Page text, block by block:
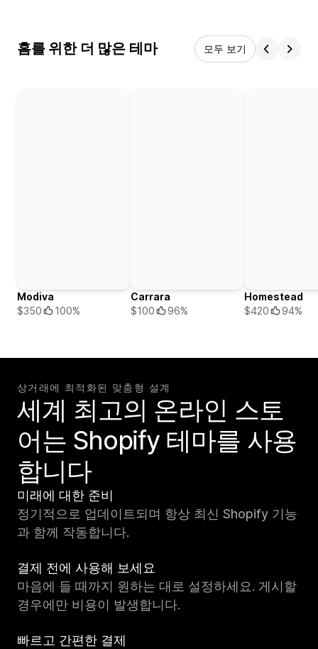
홈를 위한 더 많은 테마 모두 보기
Modiva
$350
100%
Carrara
$100
96%
Homestead
$420
94%
상거래에 최적화된 맞춤형 설계
세계 최고의 온라인 스토
어는 Shopify 테마를 사용
합니다
미래에 대한 준비
정기적으로 업데이트되며 항상 최신 Shopify 기능
과 함께 작동합니다.
결제 전에 사용해 보세요
마음에 들 때까지 원하는 대로 설정하세요. 게시할
경우에만 비용이 발생합니다.
빠르고 간편한 결제